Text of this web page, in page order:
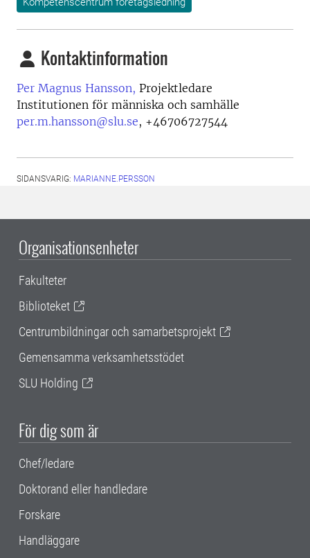
Kontaktinformation
Per Magnus Hansson, Projektledare
Institutionen för människa och samhälle
per.m.hansson@slu.se, +46706727544
SIDANSVARIG: MARIANNE.PERSSON
Organisationsenheter
Fakulteter
Biblioteket
Centrumbildningar och samarbetsprojekt
Gemensamma verksamhetsstödet
SLU Holding
För dig som är
Chef/ledare
Doktorand eller handledare
Forskare
Handläggare